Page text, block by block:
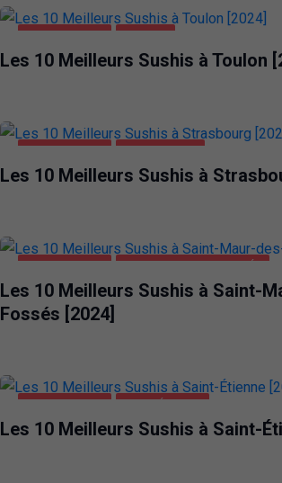
Les 10 Meilleurs Sushis à Toulon
Les 10 Meilleurs Sushis à
Les 10 Meilleurs Sushis à Saint-
Fossés [2024]
Les 10 Meilleurs Sushis à Saint-